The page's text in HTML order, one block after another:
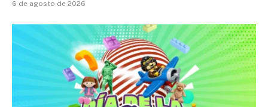
6 de agosto de 2026